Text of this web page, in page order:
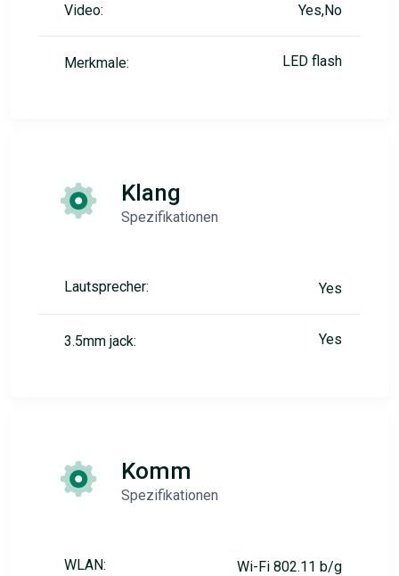
Video: Yes,No
Merkmale: LED flash
Klang
Spezifikationen
Lautsprecher: Yes
3.5mm jack: Yes
Komm
Spezifikationen
WLAN: Wi-Fi 802.11 b/g